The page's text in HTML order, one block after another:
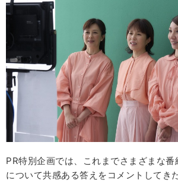
PR特別企画では、これまでさまざまな
について共感ある答えをコメントしてき